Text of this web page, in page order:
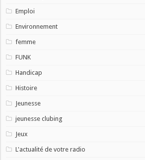
Emploi
Environnement
femme
FUNK
Handicap
Histoire
Jeunesse
jeunesse clubing
Jeux
L'actualité de votre radio